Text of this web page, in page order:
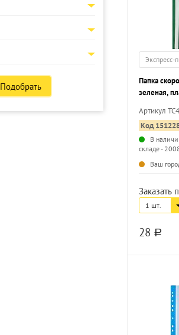
Подобрать
Экспресс-
Папка
зеленая,
Артикул
Код
В
складе -
Ваш
Заказать
1 шт.
28 a